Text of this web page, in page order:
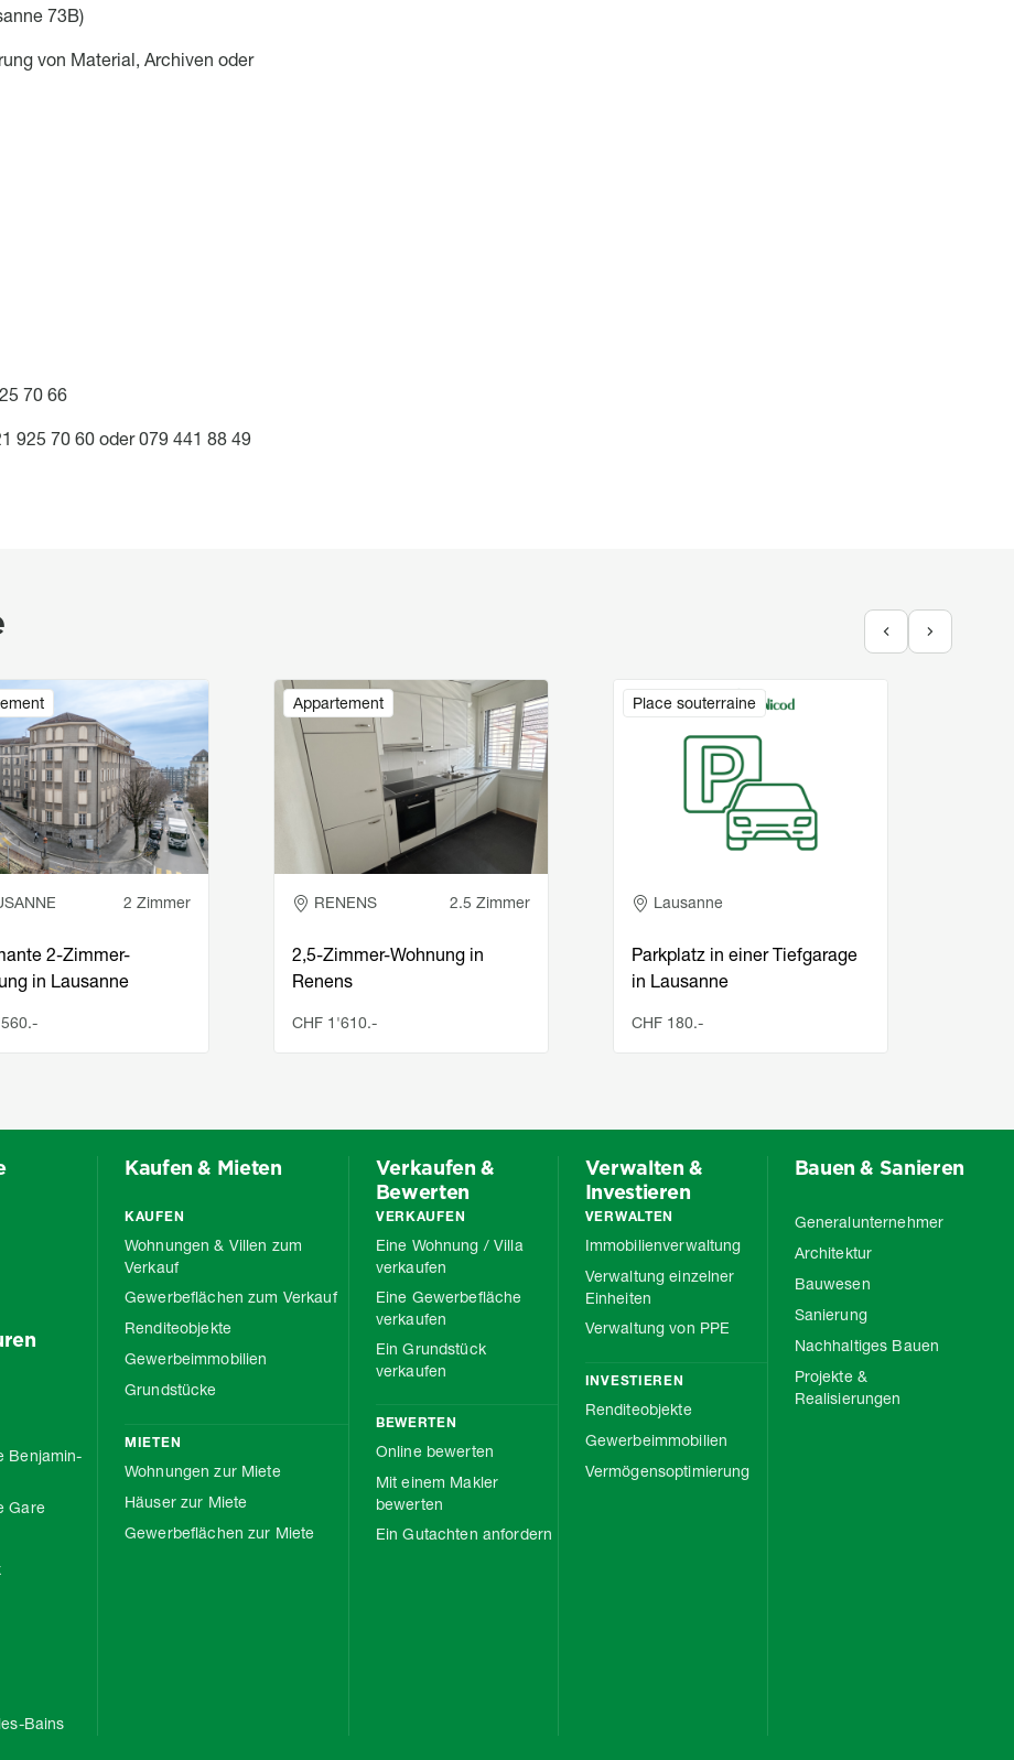
73B)
von Material, Archiven oder
70 66
925 70 60 oder 079 441 88 49
2 Zimmer
2-Zimmer-
in Lausanne
Appartement
Image
RENENS 2.5 Zimmer
2,5-Zimmer-Wohnung in
Renens
CHF 1'610.-
Place souterraine
Image
Lausanne
Parkplatz in einer Tiefgarage
in Lausanne
CHF 180.-
Benjamin-
Gare
Bains
Kaufen & Mieten
KAUFEN
Wohnungen & Villen zum
Verkauf
Gewerbeflächen zum Verkauf
Renditeobjekte
Gewerbeimmobilien
Grundstücke
MIETEN
Wohnungen zur Miete
Häuser zur Miete
Gewerbeflächen zur Miete
Verkaufen &
Bewerten
VERKAUFEN
Eine Wohnung / Villa
verkaufen
Eine Gewerbefläche
verkaufen
Ein Grundstück
verkaufen
BEWERTEN
Online bewerten
Mit einem Makler
bewerten
Ein Gutachten anfordern
Verwalten &
Investieren
VERWALTEN
Immobilienverwaltung
Verwaltung einzelner
Einheiten
Verwaltung von PPE
INVESTIEREN
Renditeobjekte
Gewerbeimmobilien
Vermögensoptimierung
Bauen & Sanieren
Generalunternehmer
Architektur
Bauwesen
Sanierung
Nachhaltiges Bauen
Projekte &
Realisierungen